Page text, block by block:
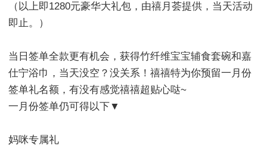
（以上即1280元豪华大礼包，由禧月荟提供，当天活动
即止。）
当日签单全款更有机会，获得竹纤维宝宝辅食套碗和嘉
仕宁浴巾，当天没空？没关系！禧禧特为你预留一月份
签单礼名额，有没有感觉禧禧超贴心哒~
一月份签单仍可得以下▼
妈咪专属礼